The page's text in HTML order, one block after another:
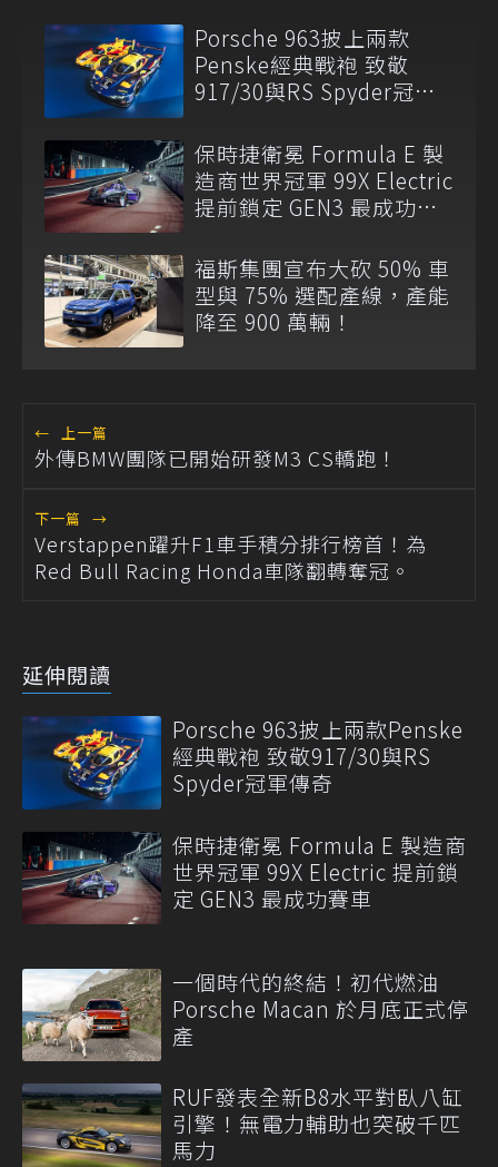
Porsche 963披上兩款
Penske經典戰袍 致敬
917/30與RS Spyder冠軍
保時捷衛冕 Formula E 製
造商世界冠軍 99X Electric
提前鎖定 GEN3 最成功賽
福斯集團宣布大砍 50% 車
型與 75% 選配產線，產能
降至 900 萬輛！
← 上一篇
外傳BMW團隊已開始研發M3 CS轎跑！
下一篇 →
Verstappen躍升F1車手積分排行榜首！為
Red Bull Racing Honda車隊翻轉奪冠。
延伸閱讀
Porsche 963披上兩款Penske
經典戰袍 致敬917/30與RS
Spyder冠軍傳奇
保時捷衛冕 Formula E 製造商
世界冠軍 99X Electric 提前鎖
定 GEN3 最成功賽車
一個時代的終結！初代燃油
Porsche Macan 於月底正式停
產
RUF發表全新B8水平對臥八缸
引擎！無電力輔助也突破千匹
馬力